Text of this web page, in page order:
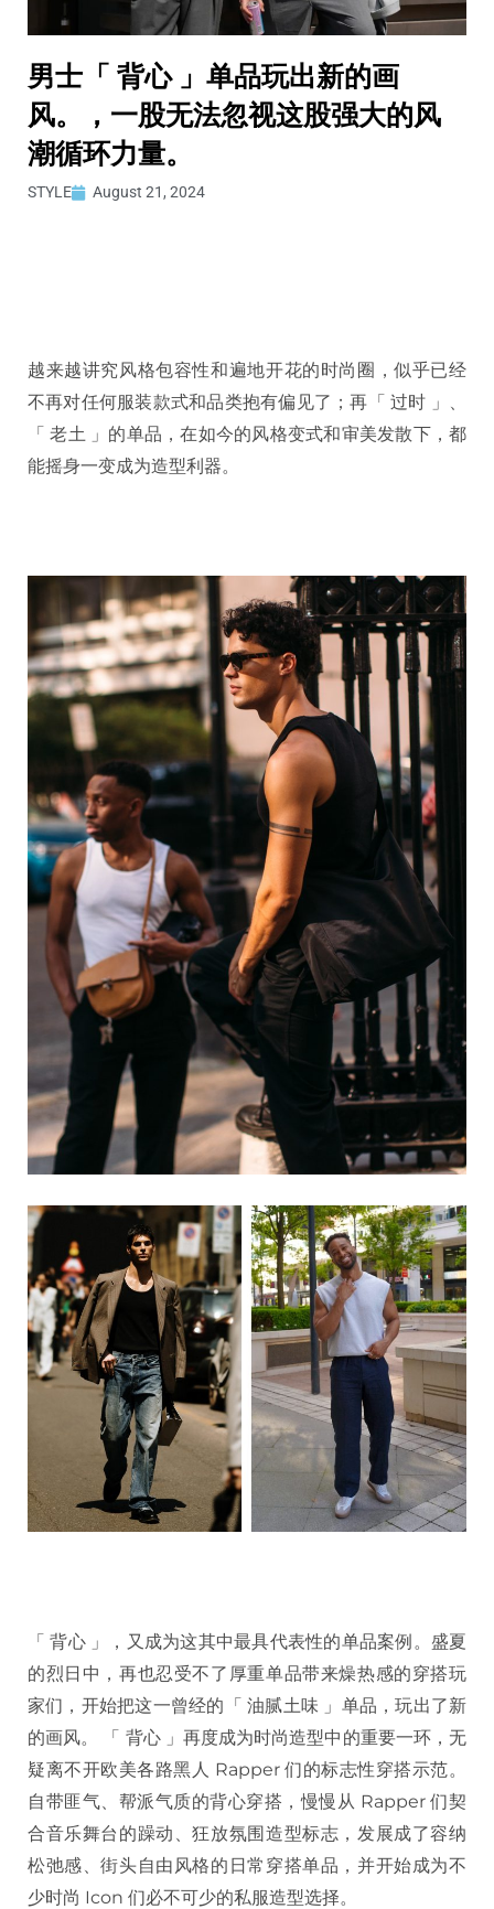
男士「 背心 」单品玩出新的画
风。，一股无法忽视这股强大的风
潮循环力量。
STYLE August 21, 2024
越来越讲究风格包容性和遍地开花的时尚圈，似乎已经
不再对任何服装款式和品类抱有偏见了；再「 过时 」、
「 老土 」的单品，在如今的风格变式和审美发散下，都
能摇身一变成为造型利器。
「 背心 」，又成为这其中最具代表性的单品案例。盛夏
的烈日中，再也忍受不了厚重单品带来燥热感的穿搭玩
家们，开始把这一曾经的「 油腻土味 」单品，玩出了新
的画风。 「 背心 」再度成为时尚造型中的重要一环，无
疑离不开欧美各路黑人 Rapper 们的标志性穿搭示范。
自带匪气、帮派气质的背心穿搭，慢慢从 Rapper 们契
合音乐舞台的躁动、狂放氛围造型标志，发展成了容纳
松弛感、街头自由风格的日常穿搭单品，并开始成为不
少时尚 Icon 们必不可少的私服造型选择。